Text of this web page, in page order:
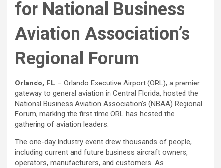
for National Business
Aviation Association’s
Regional Forum
Orlando, FL – Orlando Executive Airport (ORL), a premier
gateway to general aviation in Central Florida, hosted the
National Business Aviation Association’s (NBAA) Regional
Forum, marking the first time ORL has hosted the
gathering of aviation leaders.
The one-day industry event drew thousands of people,
including current and future business aircraft owners,
operators, manufacturers, and customers. As